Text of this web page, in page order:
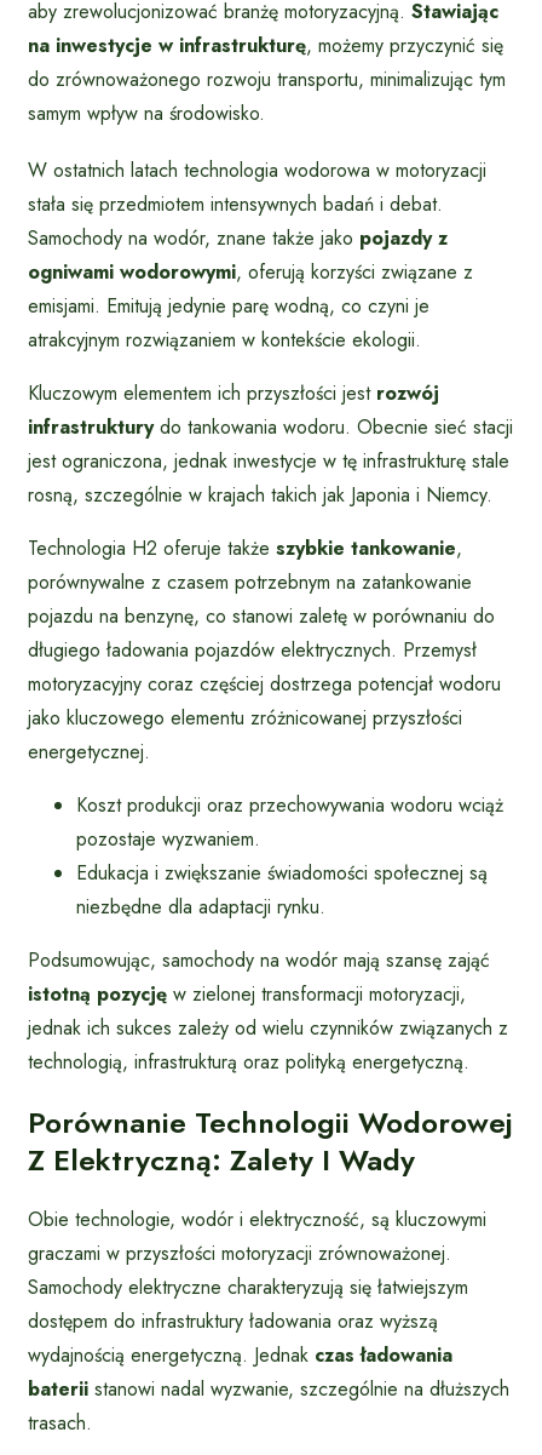
aby zrewolucjonizować branżę motoryzacyjną. Stawiając
na inwestycje w infrastrukturę, możemy przyczynić się
do zrównoważonego rozwoju transportu, minimalizując tym
samym wpływ na środowisko.
W ostatnich latach technologia wodorowa w motoryzacji
stała się przedmiotem intensywnych badań i debat.
Samochody na wodór, znane także jako pojazdy z
ogniwami wodorowymi, oferują korzyści związane z
emisjami. Emitują jedynie parę wodną, co czyni je
atrakcyjnym rozwiązaniem w kontekście ekologii.
Kluczowym elementem ich przyszłości jest rozwój
infrastrukturydo tankowania wodoru. Obecnie sieć stacji
jest ograniczona, jednak inwestycje w tę infrastrukturę stale
rosną, szczególnie w krajach takich jak Japonia i Niemcy.
Technologia H2 oferuje także szybkie tankowanie,
porównywalne z czasem potrzebnym na zatankowanie
pojazdu na benzynę, co stanowi zaletę w porównaniu do
długiego ładowania pojazdów elektrycznych. Przemysł
motoryzacyjny coraz częściej dostrzega potencjał wodoru
jako kluczowego elementu zróżnicowanej przyszłości
energetycznej.
Koszt produkcji oraz przechowywania wodoru wciąż
pozostaje wyzwaniem.
Edukacja i zwiększanie świadomości społecznej są
niezbędne dla adaptacji rynku.
Podsumowując, samochody na wodór mają szansę zająć
istotną pozycję w zielonej transformacji motoryzacji,
jednak ich sukces zależy od wielu czynników związanych z
technologią, infrastrukturą oraz polityką energetyczną.
Porównanie Technologii Wodorowej
Z Elektryczną: Zalety I Wady
Obie technologie, wodór i elektryczność, są kluczowymi
graczami w przyszłości motoryzacji zrównoważonej.
Samochody elektryczne charakteryzują się łatwiejszym
dostępem do infrastruktury ładowania oraz wyższą
wydajnością energetyczną. Jednak czas ładowania
baterii stanowi nadal wyzwanie, szczególnie na dłuższych
trasach.